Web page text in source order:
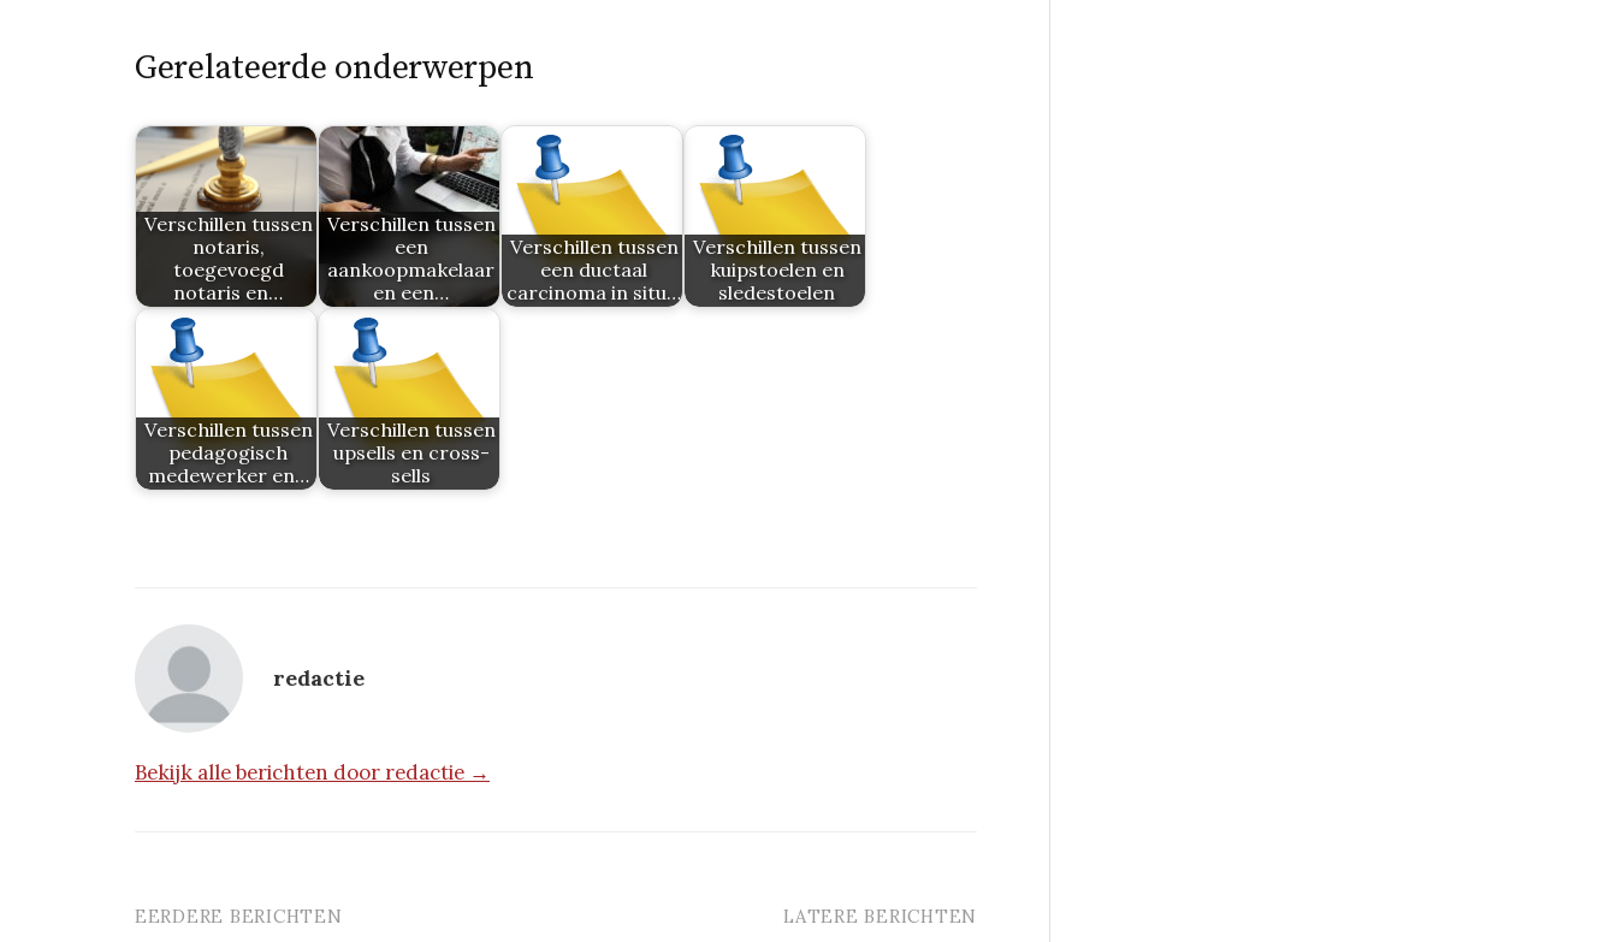
Gerelateerde onderwerpen
Verschillen tussen
notaris,
toegevoegd
notaris en…
Verschillen tussen
een
aankoopmakelaar
en een…
Verschillen tussen
een ductaal
carcinoma in situ…
Verschillen tussen
kuipstoelen en
sledestoelen
Verschillen tussen
pedagogisch
medewerker en…
Verschillen tussen
upsells en cross-
sells
redactie
Bekijk alle berichten door redactie →
Berichtnavigatie
EERDERE BERICHTEN LATERE BERICHTEN